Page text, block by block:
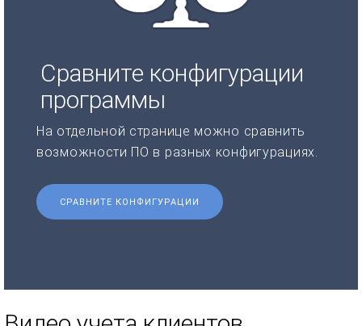
Сравните конфигурации
программы
На отдельной странице можно сравнить
возможности ПО в разных конфигурациях.
СРАВНИТЕ КОНФИГУРАЦИИ